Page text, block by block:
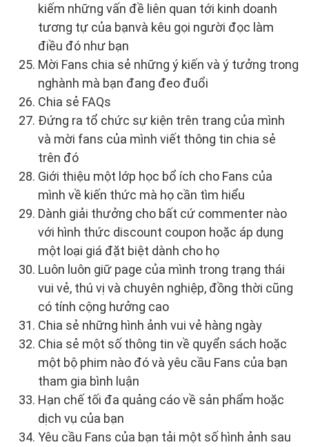
kiếm những vấn đề liên quan tới kinh doanh
tương tự của bạnvà kêu gọi người đọc làm
điều đó như bạn
Mời Fans chia sẻ những ý kiến và ý tưởng trong
nghành mà bạn đang đeo đuổi
Chia sẻ FAQs
Đứng ra tổ chức sự kiện trên trang của mình
và mời fans của mình viết thông tin chia sẻ
trên đó
Giới thiệu một lớp học bổ ích cho Fans của
mình về kiến thức mà họ cần tìm hiểu
Dành giải thưởng cho bất cứ commenter nào
với hình thức discount coupon hoặc áp dụng
một loại giá đặt biệt dành cho họ
Luôn luôn giữ page của mình trong trạng thái
vui vẻ, thú vị và chuyên nghiệp, đồng thời cũng
có tính cộng hưởng cao
Chia sẻ những hình ảnh vui vẻ hàng ngày
Chia sẻ một số thông tin về quyển sách hoặc
một bộ phim nào đó và yêu cầu Fans của bạn
tham gia bình luận
Hạn chế tối đa quảng cáo về sản phẩm hoặc
dịch vụ của bạn
Yêu cầu Fans của bạn tải một số hình ảnh sau